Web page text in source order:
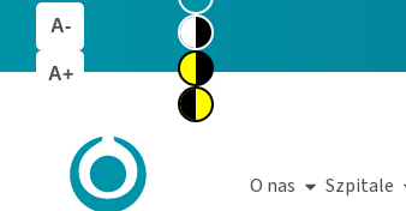
A-
A+
O nas Szpitale